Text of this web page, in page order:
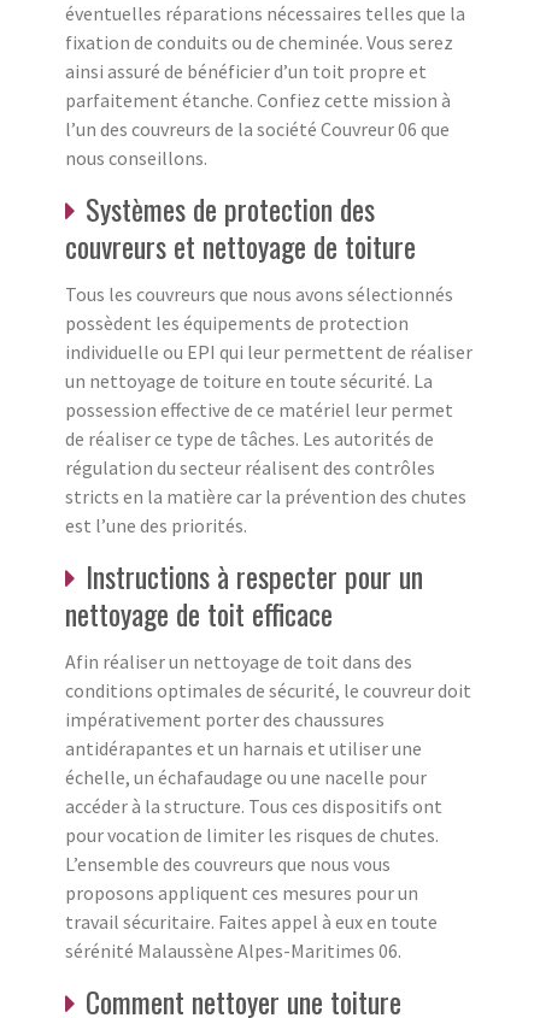
éventuelles réparations nécessaires telles que la
fixation de conduits ou de cheminée. Vous serez
ainsi assuré de bénéficier d’un toit propre et
parfaitement étanche. Confiez cette mission à
l’un des couvreurs de la société Couvreur 06 que
nous conseillons.
Systèmes de protection des
couvreurs et nettoyage de toiture
Tous les couvreurs que nous avons sélectionnés
possèdent les équipements de protection
individuelle ou EPI qui leur permettent de réaliser
un nettoyage de toiture en toute sécurité. La
possession effective de ce matériel leur permet
de réaliser ce type de tâches. Les autorités de
régulation du secteur réalisent des contrôles
stricts en la matière car la prévention des chutes
est l’une des priorités.
Instructions à respecter pour un
nettoyage de toit efficace
Afin réaliser un nettoyage de toit dans des
conditions optimales de sécurité, le couvreur doit
impérativement porter des chaussures
antidérapantes et un harnais et utiliser une
échelle, un échafaudage ou une nacelle pour
accéder à la structure. Tous ces dispositifs ont
pour vocation de limiter les risques de chutes.
L’ensemble des couvreurs que nous vous
proposons appliquent ces mesures pour un
travail sécuritaire. Faites appel à eux en toute
sérénité Malaussène Alpes-Maritimes 06.
Comment nettoyer une toiture